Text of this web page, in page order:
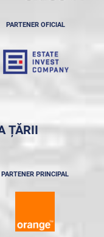
PARTENER OFICIAL
ȚĂRII
PARTENER PRINCIPAL